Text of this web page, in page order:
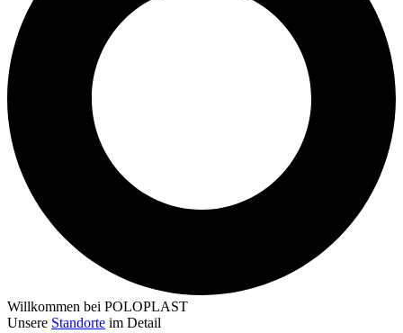
Willkommen bei POLOPLAST
Unsere Standorte im Detail